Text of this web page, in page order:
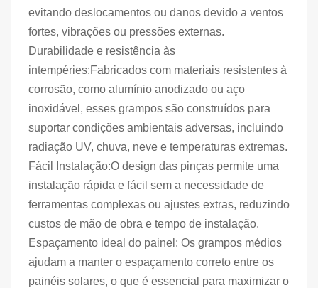
evitando deslocamentos ou danos devido a ventos
fortes, vibrações ou pressões externas.
Durabilidade e resistência às
intempéries:Fabricados com materiais resistentes à
corrosão, como alumínio anodizado ou aço
inoxidável, esses grampos são construídos para
suportar condições ambientais adversas, incluindo
radiação UV, chuva, neve e temperaturas extremas.
Fácil Instalação:O design das pinças permite uma
instalação rápida e fácil sem a necessidade de
ferramentas complexas ou ajustes extras, reduzindo
custos de mão de obra e tempo de instalação.
Espaçamento ideal do painel: Os grampos médios
ajudam a manter o espaçamento correto entre os
painéis solares, o que é essencial para maximizar o